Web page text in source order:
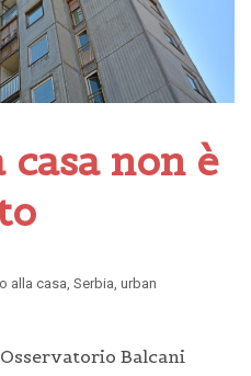
casa non è
alla casa Serbia urban
Balcani